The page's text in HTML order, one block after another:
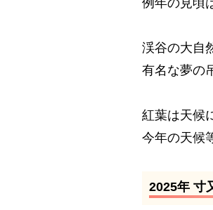
渓谷の大自
有名な夢の
紅葉は天候
今年の天候
2025年 寸